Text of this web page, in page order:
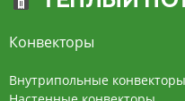
конвекцией на 220В.
вентилятора создает
Конвекторы
Внутрипольные конвекторы